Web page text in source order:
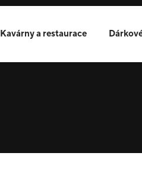
Kavárny a restaurace